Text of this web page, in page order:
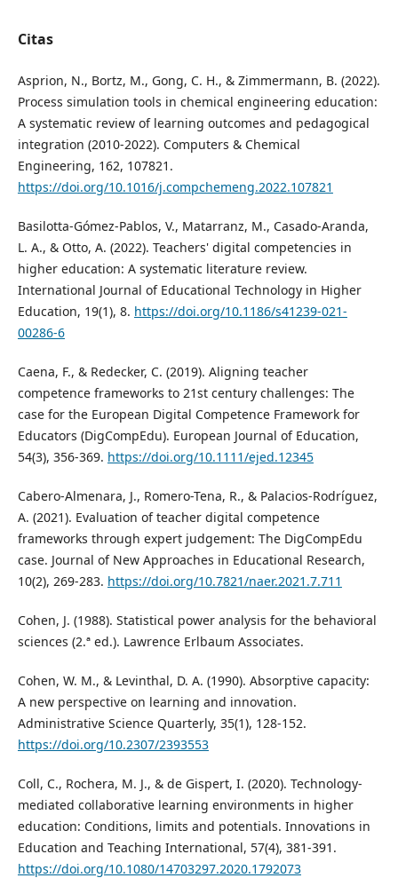
Citas
Asprion, N., Bortz, M., Gong, C. H., & Zimmermann, B. (2022).
Process simulation tools in chemical engineering education:
A systematic review of learning outcomes and pedagogical
integration (2010-2022). Computers & Chemical
Engineering, 162, 107821.
https://doi.org/10.1016/j.compchemeng.2022.107821
Basilotta-Gómez-Pablos, V., Matarranz, M., Casado-Aranda,
L. A., & Otto, A. (2022). Teachers' digital competencies in
higher education: A systematic literature review.
International Journal of Educational Technology in Higher
Education, 19(1), 8. https://doi.org/10.1186/s41239-021-
00286-6
Caena, F., & Redecker, C. (2019). Aligning teacher
competence frameworks to 21st century challenges: The
case for the European Digital Competence Framework for
Educators (DigCompEdu). European Journal of Education,
54(3), 356-369. https://doi.org/10.1111/ejed.12345
Cabero-Almenara, J., Romero-Tena, R., & Palacios-Rodríguez,
A. (2021). Evaluation of teacher digital competence
frameworks through expert judgement: The DigCompEdu
case. Journal of New Approaches in Educational Research,
10(2), 269-283. https://doi.org/10.7821/naer.2021.7.711
Cohen, J. (1988). Statistical power analysis for the behavioral
sciences (2.ª ed.). Lawrence Erlbaum Associates.
Cohen, W. M., & Levinthal, D. A. (1990). Absorptive capacity:
A new perspective on learning and innovation.
Administrative Science Quarterly, 35(1), 128-152.
https://doi.org/10.2307/2393553
Coll, C., Rochera, M. J., & de Gispert, I. (2020). Technology-
mediated collaborative learning environments in higher
education: Conditions, limits and potentials. Innovations in
Education and Teaching International, 57(4), 381-391.
https://doi.org/10.1080/14703297.2020.1792073